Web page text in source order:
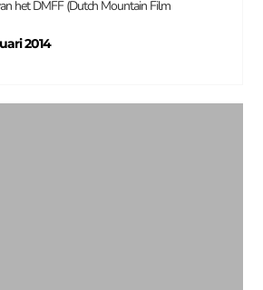
het DMFF (Dutch Mountain Film
2014